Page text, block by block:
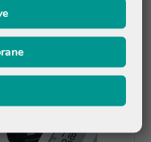
linije